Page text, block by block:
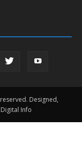
Designed,
Info